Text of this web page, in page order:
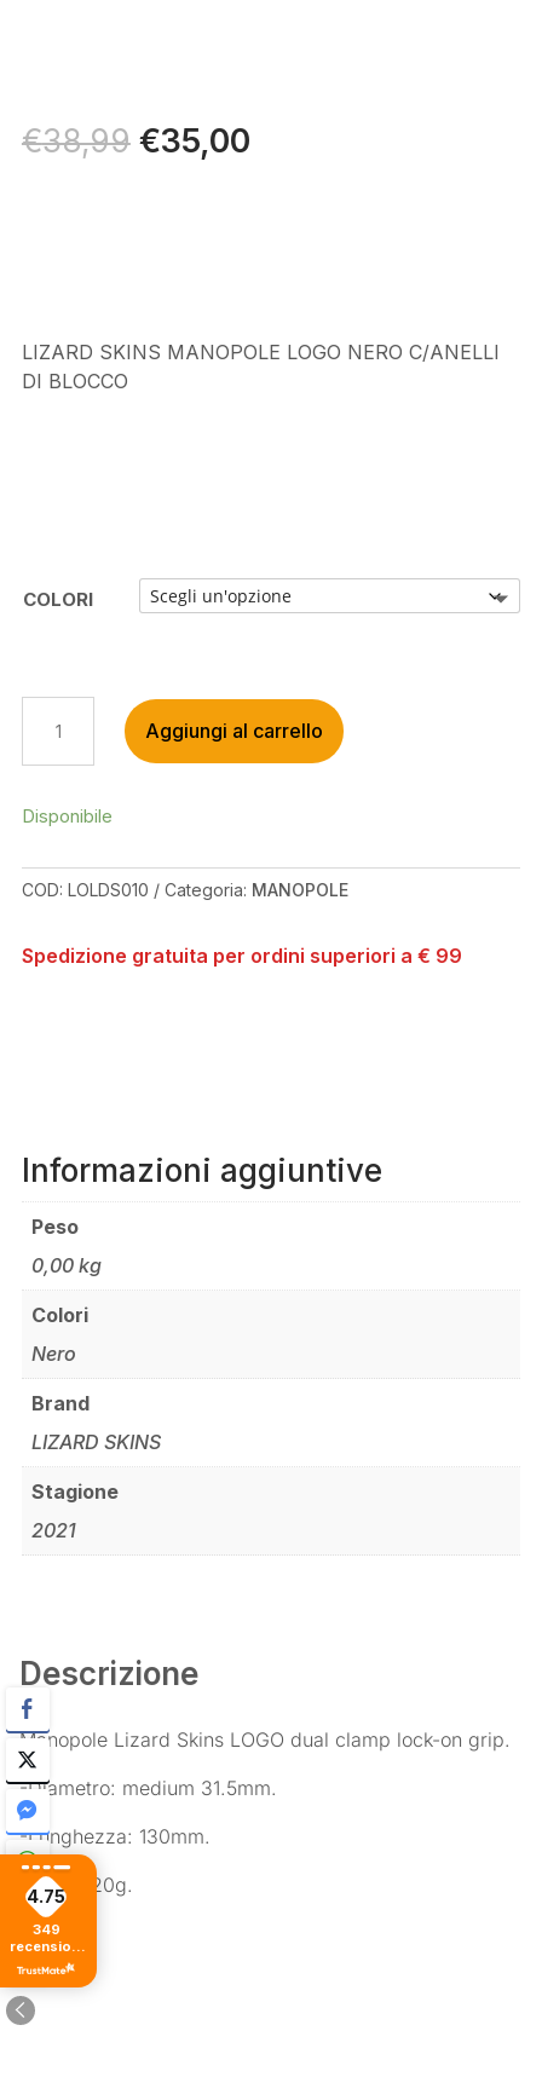
€38,99 Il
prezzo
€35,00Il
LIZARD SKINS MANOPOLE LOGO NERO C/ANELLI
DI BLOCCO
COLORI
SKINS
MANOPOLE
NERO
DI
BLOCCO
Aggiungi al carrello
Disponibile
COD: LOLDS010 Categoria: MANOPOLE
Spedizione gratuita per ordini superiori a € 99
Informazioni aggiuntive
Peso
0,00 kg
Colori
Nero
Brand
LIZARD SKINS
Stagione
2021
Descrizione
Manopole Lizard Skins LOGO dual clamp lock-on grip.
-Diametro: medium 31.5mm.
-Lunghezza: 130mm.
-peso: 120g.
4.75
349
recensioni
di tutti i
tempi